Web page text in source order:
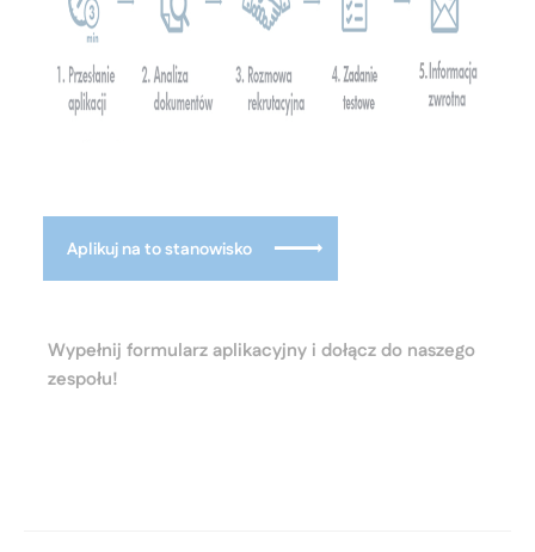
Aplikuj na to stanowisko
Wypełnij formularz aplikacyjny i dołącz do naszego
zespołu!